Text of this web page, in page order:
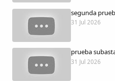
Dichos
Cancionero Local
Apodos
segunda
31 Jul 2026
prueba
31 Jul 2026